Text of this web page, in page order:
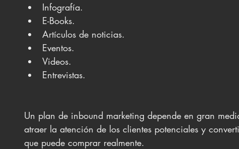
Infografía.
E-Books.
Artículos de noticias.
Eventos.
Videos.
Entrevistas.
Un plan de inbound marketing depende en gran
atraer la atención de los clientes potenciales y
que puede comprar realmente.